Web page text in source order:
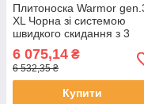
Плитоноска Warmor
XL Чорна зі системою
швидкого скидання з 3
(Великого розміру)
6 075,14 ₴
6 532,35 ₴
Купити